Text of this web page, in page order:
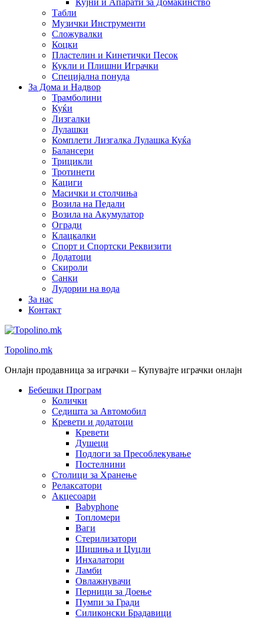
Кујни и Апарати за Домаќинство
Табли
Музички Инструменти
Сложувалки
Коцки
Пластелин и Кинетички Песок
Кукли и Плишни Играчки
Специјална понуда
За Дома и Надвор
Трамболини
Куќи
Лизгалки
Лулашки
Комплети Лизгалка Лулашка Куќа
Балансери
Трицикли
Тротинети
Кациги
Mасички и столчиња
Возила на Педали
Возила на Акумулатор
Огради
Клацкалки
Спорт и Спортски Реквизити
Додатоци
Скироли
Санки
Лудории на вода
За нас
Контакт
Topolino.mk
Онлајн продавница за играчки – Купувајте играчки онлајн
Бебешки Програм
Колички
Седишта за Автомобил
Кревети и додатоци
Кревети
Душеци
Подлоги за Пресоблекување
Постелнини
Столици за Хранење
Релаксатори
Акцесоари
Babyphone
Топломери
Ваги
Стерилизатори
Шишиња и Цуцли
Инхалатори
Ламби
Овлажнувачи
Перници за Доење
Пумпи за Гради
Силиконски Брадавици